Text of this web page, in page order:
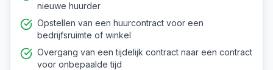
nieuwe huurder
Opstellen van een huurcontract voor een
bedrijfsruimte of winkel
Overgang van een tijdelijk contract naar een contract
voor onbepaalde tijd